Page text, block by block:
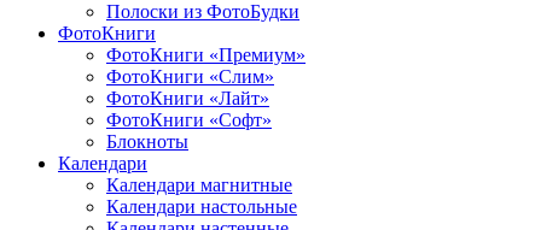
Полоски из ФотоБудки
ФотоКниги
ФотоКниги «Премиум»
ФотоКниги «Слим»
ФотоКниги «Лайт»
ФотоКниги «Софт»
Блокноты
Календари
Календари магнитные
Календари настольные